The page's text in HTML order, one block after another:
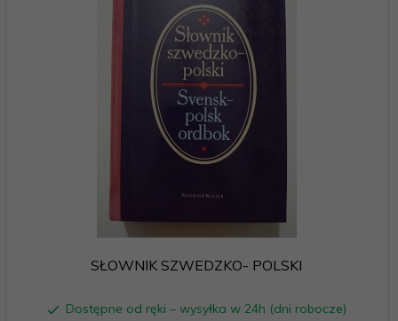
SŁOWNIK SZWEDZKO- POLSKI
Dostępne od ręki – wysyłka w 24h (dni robocze)